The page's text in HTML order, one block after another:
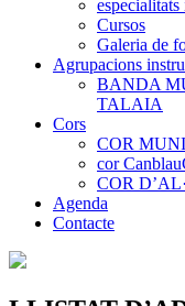
Cursos
Galeria de
Agrupacions
BANDA
TALAIA
Cors
COR
cor
COR
Agenda
Contacte